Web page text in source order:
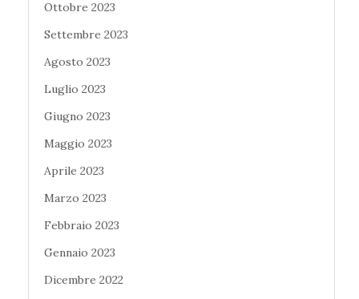
Ottobre 2023
Settembre 2023
Agosto 2023
Luglio 2023
Giugno 2023
Maggio 2023
Aprile 2023
Marzo 2023
Febbraio 2023
Gennaio 2023
Dicembre 2022